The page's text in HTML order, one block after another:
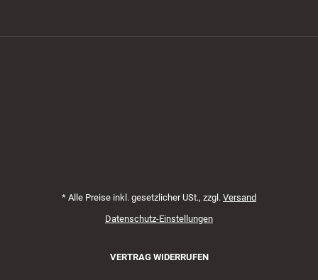
* Alle Preise inkl. gesetzlicher USt., zzgl. Versand
Datenschutz-Einstellungen
VERTRAG WIDERRUFEN